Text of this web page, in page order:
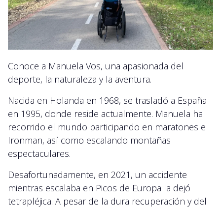
Conoce a Manuela Vos, una apasionada del
deporte, la naturaleza y la aventura.
Nacida en Holanda en 1968, se trasladó a España
en 1995, donde reside actualmente. Manuela ha
recorrido el mundo participando en maratones e
Ironman, así como escalando montañas
espectaculares.
Desafortunadamente, en 2021, un accidente
mientras escalaba en Picos de Europa la dejó
tetrapléjica. A pesar de la dura recuperación y del